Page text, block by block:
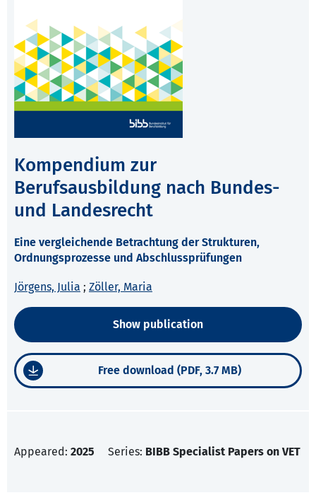
Kompendium zur
Berufsausbildung nach Bundes-
und Landesrecht
Eine vergleichende Betrachtung der Strukturen,
Ordnungsprozesse und Abschlussprüfungen
Jörgens, Julia ; Zöller, Maria
Show publication
Free download (PDF, 3.7 MB)
Appeared: 2025 Series: BIBB Specialist Papers on VET